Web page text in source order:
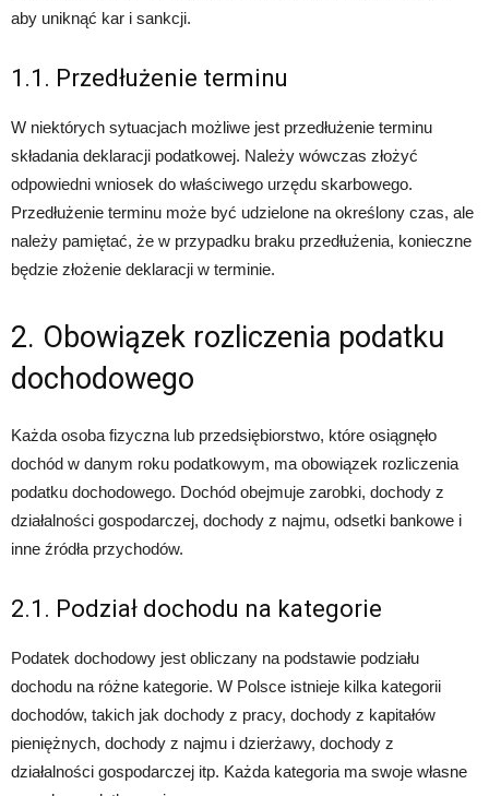
aby uniknąć kar i sankcji.
1.1. Przedłużenie terminu
W niektórych sytuacjach możliwe jest przedłużenie terminu
składania deklaracji podatkowej. Należy wówczas złożyć
odpowiedni wniosek do właściwego urzędu skarbowego.
Przedłużenie terminu może być udzielone na określony czas, ale
należy pamiętać, że w przypadku braku przedłużenia, konieczne
będzie złożenie deklaracji w terminie.
2. Obowiązek rozliczenia podatku
dochodowego
Każda osoba fizyczna lub przedsiębiorstwo, które osiągnęło
dochód w danym roku podatkowym, ma obowiązek rozliczenia
podatku dochodowego. Dochód obejmuje zarobki, dochody z
działalności gospodarczej, dochody z najmu, odsetki bankowe i
inne źródła przychodów.
2.1. Podział dochodu na kategorie
Podatek dochodowy jest obliczany na podstawie podziału
dochodu na różne kategorie. W Polsce istnieje kilka kategorii
dochodów, takich jak dochody z pracy, dochody z kapitałów
pieniężnych, dochody z najmu i dzierżawy, dochody z
działalności gospodarczej itp. Każda kategoria ma swoje własne